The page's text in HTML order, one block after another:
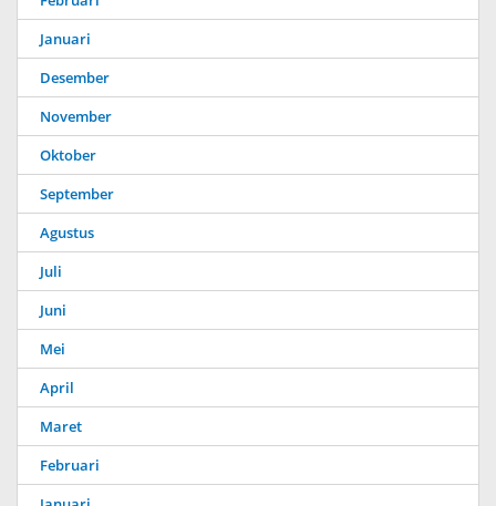
Januari
Desember
November
Oktober
September
Agustus
Juli
Juni
Mei
April
Maret
Februari